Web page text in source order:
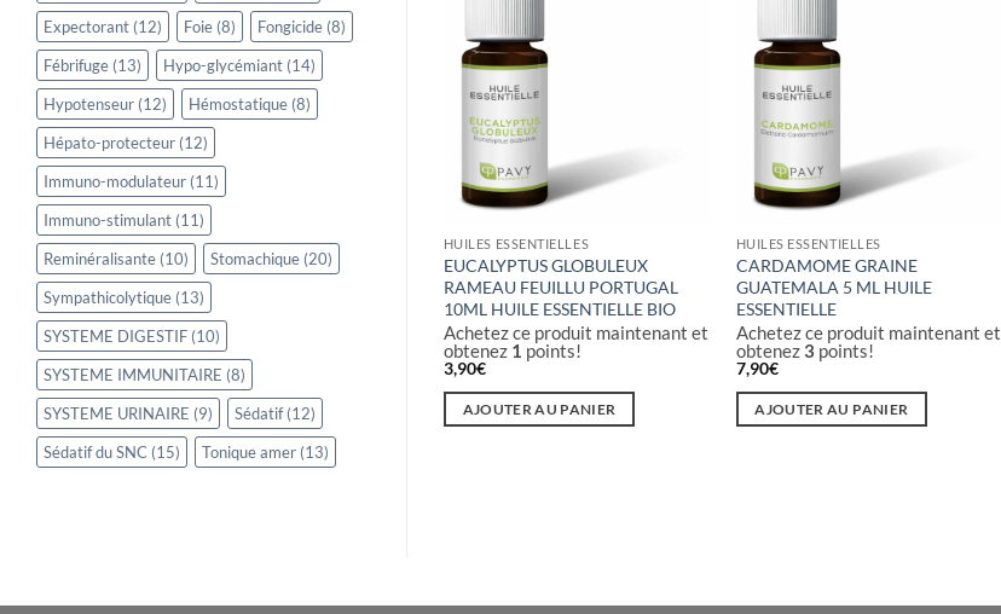
Expectorant (12) Foie (8) Fongicide (8)
Fébrifuge (13) Hypo-glycémiant (14)
Hypotenseur (12) Hémostatique (8)
Hépato-protecteur (12)
Immuno-modulateur (11)
Immuno-stimulant (11)
Reminéralisante (10) Stomachique (20)
Sympathicolytique (13)
SYSTEME DIGESTIF (10)
SYSTEME IMMUNITAIRE (8)
SYSTEME URINAIRE (9) Sédatif(12)
Sédatif du SNC (15) Tonique amer (13)
HUILES ESSENTIELLES
EUCALYPTUS GLOBULEUX
RAMEAU FEUILLU PORTUGAL
10ML HUILE ESSENTIELLE BIO
Achetez ce produit maintenant et
obtenez 1 points!
3,90€
AJOUTER AU PANIER
HUILES ESSENTIELLES
CARDAMOME GRAINE
GUATEMALA 5 ML HUILE
ESSENTIELLE
Achetez ce produit maintenant et
obtenez3 points!
7,90€
AJOUTER AU PANIER
« DOUX »
10ML HUILE
maintenant et
HUILES ESSENTIELLES
EUCALYPTUS CITRONNE
RAMEAU FEUILLU BRESIL 10 ML
HUILE ESSENTIELLE BIO
Achetez ce produit maintenant et
obtenez2
4,90€
AJOUTER AU PANIER